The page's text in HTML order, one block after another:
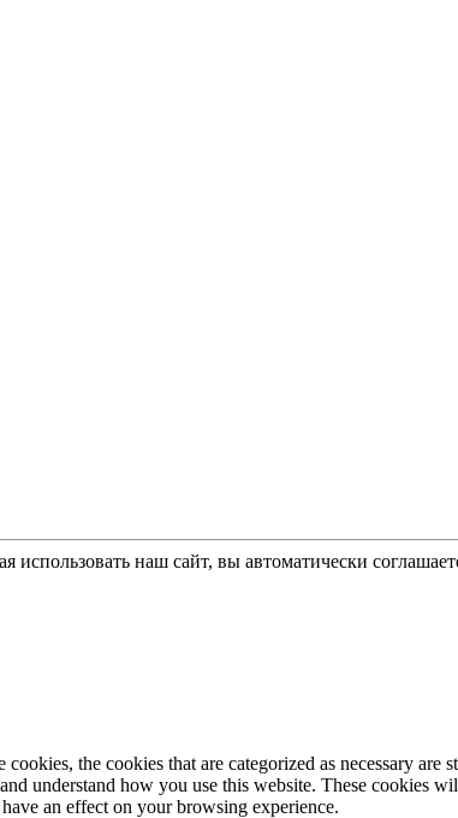
наш сайт, вы автоматически
the cookies that are categorized as necessary are
understand how you use this website. These cookies
an effect on your browsing experience.